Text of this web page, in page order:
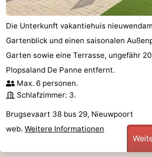
Die Unterkunft vakantiehuis
Gartenblick und einen saisonalen
Garten sowie eine Terrasse, ungefähr
Plopsaland De Panne entfernt.
Max. 6 personen.
Schlafzimmer: 3.
Brugsevaart 38 bus 29, Nieuwpoort
web. Weitere Informationen